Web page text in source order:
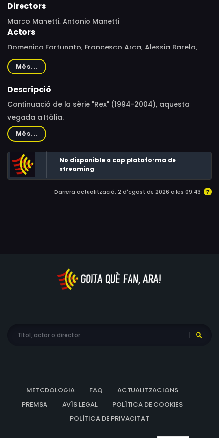
Directors
Marco Manetti, Antonio Manetti
Actors
Domenico Fortunato, Francesco Arca, Alessia Barela,
Massimo Reale, Francesca Cuttica, Marco Mario De
Notaris, Daniela Piperno, Giovanni Calcagno
Més...
Descripció
Continuació de la sèrie "Rex" (1994-2004), aquesta
vegada a Itàlia.
Més...
No disponible a cap plataforma de
streaming
Darrera actualització: 2 d'agost de 2026 a les 09:43
METODOLOGIA FAQ
ACTUALITZACIONS
PREMSA
AVÍS LEGAL
POLÍTICA DE COOKIES
POLÍTICA DE PRIVACITAT